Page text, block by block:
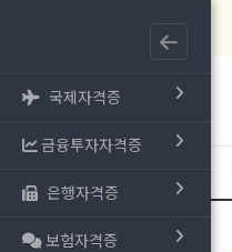
국제자격증
금융투자자격증
은행자격증
보험자격증